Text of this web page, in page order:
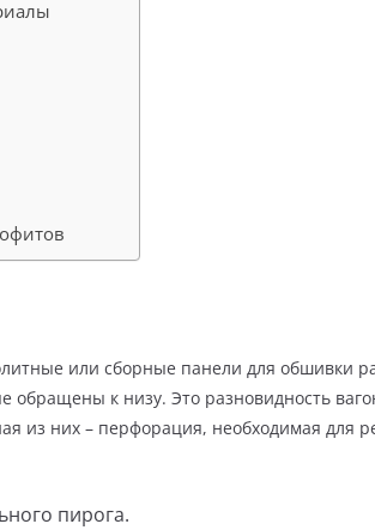
или сборные панели для обшивки
обращены к низу. Это разновидность
из них – перфорация, необходимая для
пирога.